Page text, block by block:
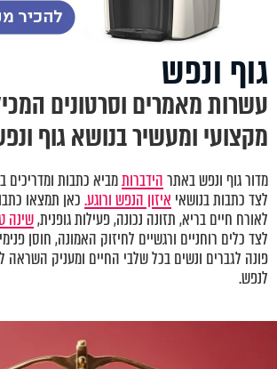
גוף ונפש
עשרות מאמרים וסרטונים
מקצועי ומעשיר בנושא גוף
מדור גוף ונפש באתרהידברותמביא כתבות ומדריכים
לצד כתבות בנושאי איזון הנפש ורוגע.כאן תמצאו
לאורח חיים בריא, תזונה נכונה, פעילות גופנית,שינה
לצד כלים רוחניים ורגשיים לחיזוק האמונה, חוסן
פונה לגברים ונשים בכל שלבי החיים ומעניק השראה
לנפש.